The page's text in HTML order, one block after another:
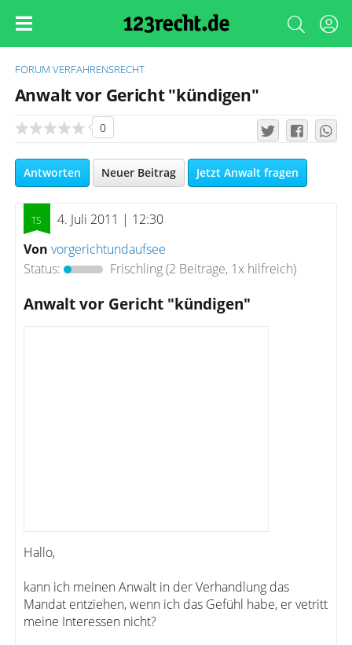
FORUM VERFAHRENSRECHT
Anwalt vor Gericht "kündigen"
0
Antworten Neuer Beitrag Jetzt Anwalt fragen
4. Juli 2011 | 12:30
Von vorgerichtundaufsee
Status:
Frischling(2 Beiträge, 1x hilfreich)
Anwalt vor Gericht "kündigen"
Hallo,
kann ich meinen Anwalt in der Verhandlung das
Mandat entziehen, wenn ich das Gefühl habe, er vetritt
meine Interessen nicht?